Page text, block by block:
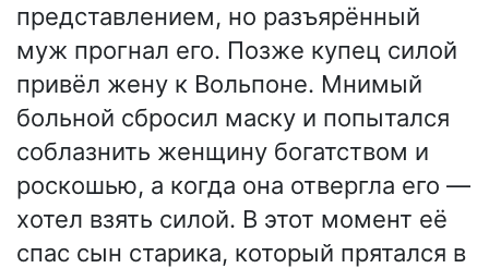
представлением, но разъярённый
муж прогнал его. Позже купец силой
привёл жену к Вольпоне. Мнимый
больной сбросил маску и попытался
соблазнить женщину богатством и
роскошью, а когда она отвергла его —
хотел взять силой. В этот момент её
спас сын старика, который прятался в